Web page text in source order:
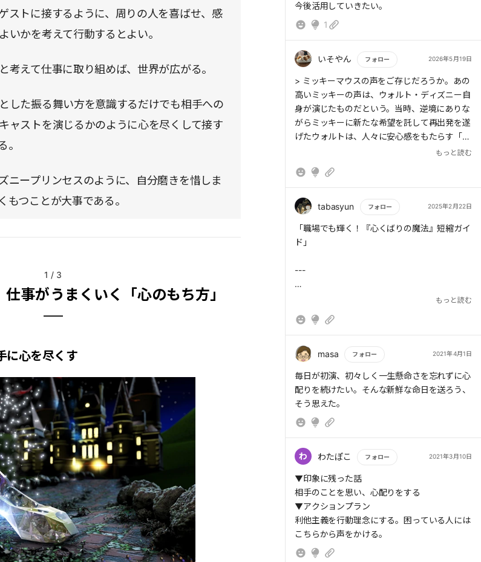
ストに接するように、周りの人を喜ばせ、感
いかを考えて行動するとよい。
考えて仕事に取り組めば、世界が広がる。
した振る舞い方を意識するだけでも相手への
ャストを演じるかのように心を尽くして接す
。
ニープリンセスのように、自分磨きを惜しま
もつことが大事である。
1 / 3
仕事がうまくいく「心のもち方」
に心を尽くす
今後活用していきたい。
1
いそやん フォロー 2026年5月19日
もっと読む
> ミッキーマウスの声をご存じだろうか。あの
高いミッキーの声は、ウォルト・ディズニー自
身が演じたものだという。当時、逆境にありな
がらミッキーに新たな希望を託して再出発を遂
げたウォルトは、人々に安心感をもたらす「高
もっと読む
tabasyun フォロー 2025年2月22日
もっと読む
「職場でも輝く！『心くばりの魔法』短縮ガイ
ド」
---
りの魔法
- 出版社：サンクチュアリ出版
---
## 3. 概要
ディズニーの元人材トレーナーによる、相手を
喜ばせる「心くばり」の秘訣。
「損得」より「相手の笑顔」を優先し、小さな
思いやりを積み重ねると自分も成長する。
声のトーン、香り、色の活用など、実践しやす
い具体策が多数紹介されている。
---
もっと読む
masa フォロー 2021年4月1日
もっと読む
毎日が初演、初々しく一生懸命さを忘れずに心
配りを続けたい。そんな新鮮な命日を送ろう、
そう思えた。
わ わたぽこ フォロー 2021年3月10日
もっと読む
▼印象に残った話
相手のことを思い、心配りをする
▼アクションプラン
利他主義を行動理念にする。困っている人には
こちらから声をかける。